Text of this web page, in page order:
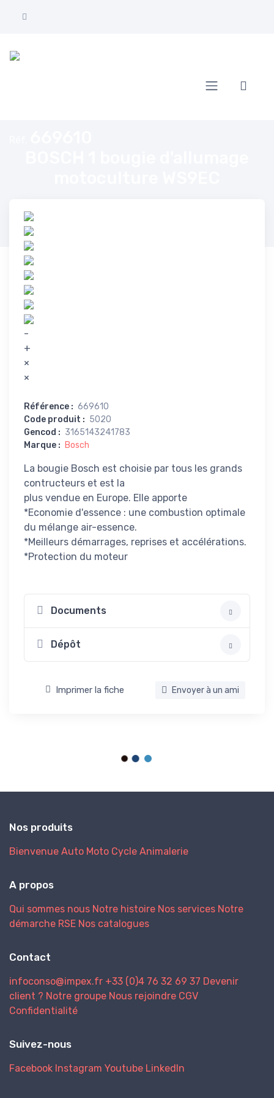
-
+
×
×
Référence : 669610
Code produit : 5020
Gencod : 3165143241783
Marque : Bosch
La bougie Bosch est choisie par tous les grands
contructeurs et est la
plus vendue en Europe. Elle apporte
*Economie d'essence : une combustion optimale
du mélange air-essence.
*Meilleurs démarrages, reprises et accélérations.
*Protection du moteur
Documents
Dépôt
Imprimer la fiche Envoyer à un ami
Nos produits
Bienvenue Auto Moto Cycle Animalerie
A propos
Qui sommes nous Notre histoire Nos services Notre
démarche RSE Nos catalogues
Contact
infoconso@impex.fr +33 (0)4 76 32 69 37 Devenir
client ? Notre groupe Nous rejoindre CGV
Confidentialité
Suivez-nous
Facebook Instagram Youtube LinkedIn